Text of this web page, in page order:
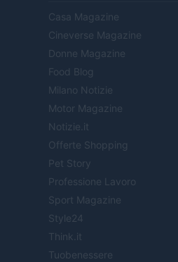
Casa Magazine
Cineverse Magazine
Donne Magazine
Food Blog
Milano Notizie
Motor Magazine
Notizie.it
Offerte Shopping
Pet Story
Professione Lavoro
Sport Magazine
Style24
Think.it
Tuobenessere